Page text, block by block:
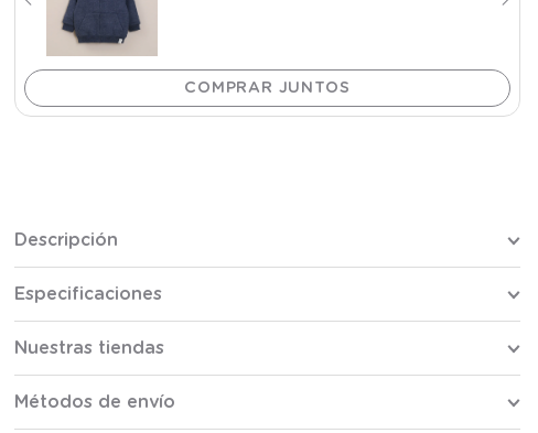
Descripción
Especificaciones
Nuestras tiendas
Métodos de envío